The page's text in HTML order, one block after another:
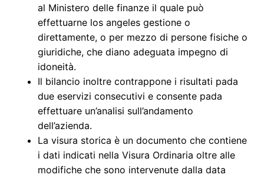
al Ministero delle finanze il quale può
effettuarne los angeles gestione o
direttamente, o per mezzo di persone fisiche o
giuridiche, che diano adeguata impegno di
idoneità.
Il bilancio inoltre contrappone i risultati pada
due eservizi consecutivi e consente pada
effettuare un’analisi sull’andamento
dell’azienda.
La visura storica è un documento che contiene
i dati indicati nella Visura Ordinaria oltre alle
modifiche che sono intervenute dalla data